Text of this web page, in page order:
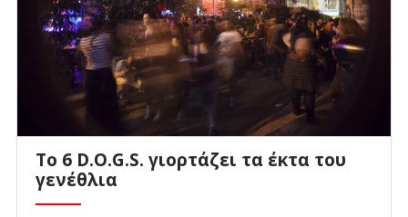
Το 6 D.O.G.S. γιορτάζει τα έκτα του
γενέθλια